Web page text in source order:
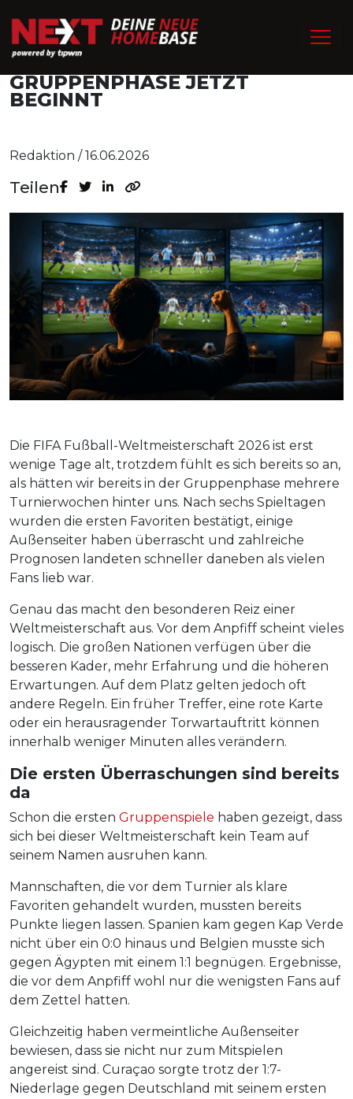
WM 2026: WARUM DIE
SPANNENDSTE PHASE DER
GRUPPENPHASE JETZT
BEGINNT
Redaktion / 16.06.2026
Teilen
Die FIFA Fußball-Weltmeisterschaft 2026 ist erst
wenige Tage alt, trotzdem fühlt es sich bereits so an,
als hätten wir bereits in der Gruppenphase mehrere
Turnierwochen hinter uns. Nach sechs Spieltagen
wurden die ersten Favoriten bestätigt, einige
Außenseiter haben überrascht und zahlreiche
Prognosen landeten schneller daneben als vielen
Fans lieb war.
Genau das macht den besonderen Reiz einer
Weltmeisterschaft aus. Vor dem Anpfiff scheint vieles
logisch. Die großen Nationen verfügen über die
besseren Kader, mehr Erfahrung und die höheren
Erwartungen. Auf dem Platz gelten jedoch oft
andere Regeln. Ein früher Treffer, eine rote Karte
oder ein herausragender Torwartauftritt können
innerhalb weniger Minuten alles verändern.
Die ersten Überraschungen sind bereits
da
Schon die ersten Gruppenspiele haben gezeigt, dass
sich bei dieser Weltmeisterschaft kein Team auf
seinem Namen ausruhen kann.
Mannschaften, die vor dem Turnier als klare
Favoriten gehandelt wurden, mussten bereits
Punkte liegen lassen. Spanien kam gegen Kap Verde
nicht über ein 0:0 hinaus und Belgien musste sich
gegen Ägypten mit einem 1:1 begnügen. Ergebnisse,
die vor dem Anpfiff wohl nur die wenigsten Fans auf
dem Zettel hatten.
Gleichzeitig haben vermeintliche Außenseiter
bewiesen, dass sie nicht nur zum Mitspielen
angereist sind. Curaçao sorgte trotz der 1:7-
Niederlage gegen Deutschland mit seinem ersten